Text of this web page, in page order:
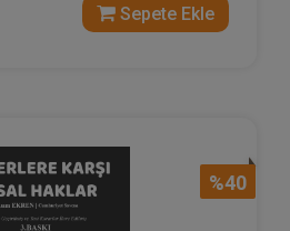
Sepete Ekle
%40